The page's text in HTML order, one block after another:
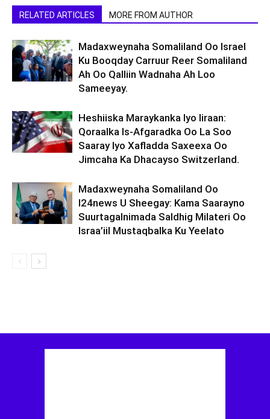
RELATED ARTICLES MORE FROM AUTHOR
Madaxweynaha Somaliland Oo Israel
Ku Booqday Carruur Reer Somaliland
Ah Oo Qalliin Wadnaha Ah Loo
Sameeyay.
Heshiiska Maraykanka Iyo Iiraan:
Qoraalka Is-Afgaradka Oo La Soo
Saaray Iyo Xafladda Saxeexa Oo
Jimcaha Ka Dhacayso Switzerland.
Madaxweynaha Somaliland Oo
I24news U Sheegay: Kama Saarayno
Suurtagalnimada Saldhig Milateri Oo
Israa’iil Mustaqbalka Ku Yeelato